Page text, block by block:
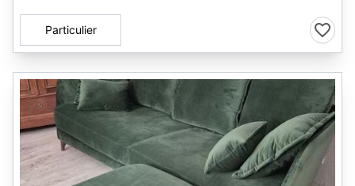
Particulier